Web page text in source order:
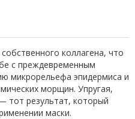
коллагена, что
с преждевременным
микрорельефа эпидермиса и
морщин. Упругая,
тот результат, который
маски.